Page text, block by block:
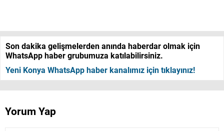
Son dakika gelişmelerden anında haberdar olmak için
WhatsApp haber grubumuza katılabilirsiniz.
Yeni Konya WhatsApp haber kanalımız için tıklayınız!
Yorum Yap